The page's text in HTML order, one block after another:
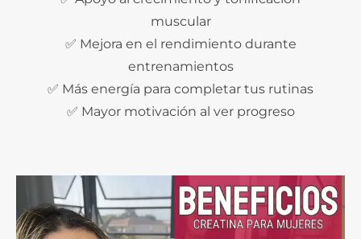
muscular
✅ Mejora en el rendimiento durante
entrenamientos
✅ Más energía para completar tus rutinas
✅ Mayor motivación al ver progreso